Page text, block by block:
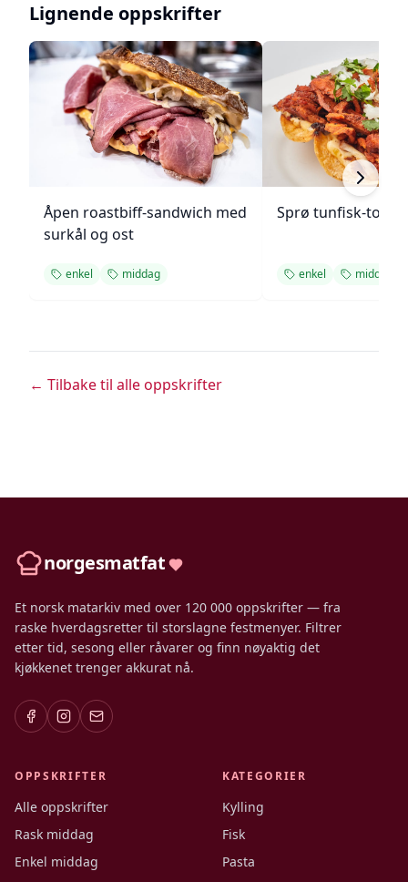
Lignende oppskrifter
Åpen roastbiff-sandwich med
surkål og ost
enkel middag
Sprø tunfisk-
enkel middag
← Tilbake til alle oppskrifter
norgesmatfat
Et norsk matarkiv med over 120 000 oppskrifter — fra
raske hverdagsretter til storslagne festmenyer. Filtrer
etter tid, sesong eller råvarer og finn nøyaktig det
kjøkkenet trenger akkurat nå.
OPPSKRIFTER
Alle oppskrifter
Rask middag
Enkel middag
KATEGORIER
Kylling
Fisk
Pasta